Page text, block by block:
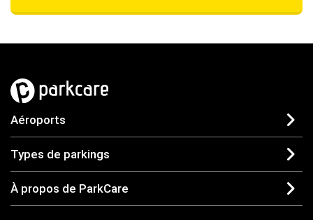
Aéroports
Types de parkings
À propos de ParkCare